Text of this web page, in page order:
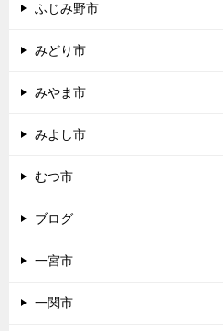
ふじみ野市
みどり市
みやま市
みよし市
むつ市
ブログ
一宮市
一関市